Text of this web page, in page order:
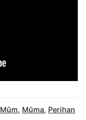
Mûm, Mûma, Perihan